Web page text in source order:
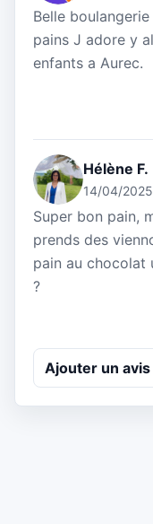
Belle
pains J adore y
enfants a Aurec.
Hélène F.
14/04/2025
Super bon pain,
prends des
pain au chocolat
?
Ajouter un avis